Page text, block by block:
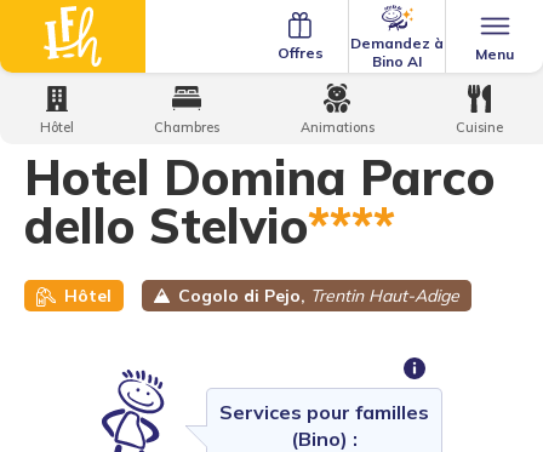
Menu
Demandez à
Bino AI
Offres
Home Family Hotels·Hôtel Domina Parco dello Stelvio
Hotel Domina Parco
dello Stelvio****
Hôtel Cogolo di Pejo, Trentin Haut-Adige
Services pour familles
(Bino) :
Hôtel Chambres Animations Cuisine